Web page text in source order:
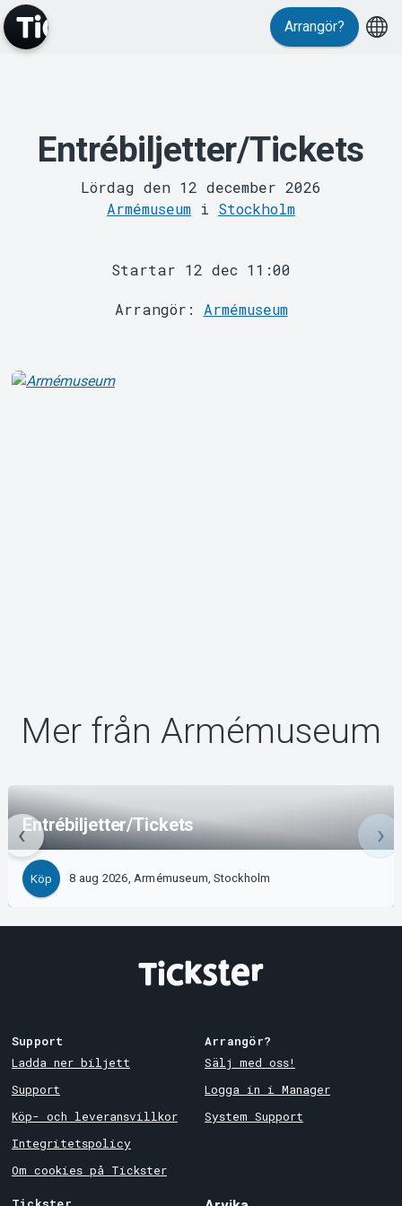
MyTickster
Support
Arrangör?
Entrébiljetter/Tickets
Lördag den 12 december 2026
Armémuseum i Stockholm
Startar 12 dec 11:00
Arrangör: Armémuseum
Mer från Armémuseum
Entrébiljetter/Tickets
Köp 8 aug 2026, Armémuseum, Stockholm
Support
Ladda ner biljett
Support
Köp- och leveransvillkor
Integritetspolicy
Om cookies på Tickster
Arrangör?
Sälj med oss!
Logga in i Manager
System Support
Tickster